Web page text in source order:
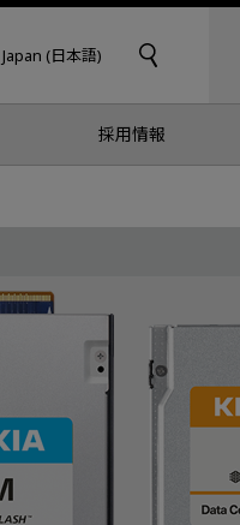
Japan (日本語)
採用情報